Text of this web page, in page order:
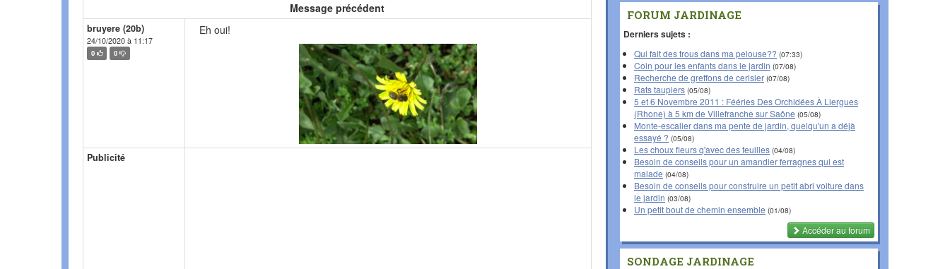
Message précédent
bruyere (20b)
24/10/2020 à 11:17
0 0
Eh oui!
Publicité
FORUM JARDINAGE
Derniers sujets :
Qui fait des trous dans ma pelouse?? (07:33)
Coin pour les enfants dans le jardin (07/08)
Recherche de greffons de cerisier (07/08)
Rats taupiers (05/08)
5 et 6 Novembre 2011 : Fééries Des Orchidées À Liergues
(Rhone) à 5 km de Villefranche sur Saône (05/08)
Monte-escalier dans ma pente de jardin, quelqu'un a déjà
essayé ? (05/08)
Les choux fleurs q'avec des feuilles (04/08)
Besoin de conseils pour un amandier ferragnes qui est
malade (04/08)
Besoin de conseils pour construire un petit abri voiture dans
le jardin (03/08)
Un petit bout de chemin ensemble (01/08)
Accéder au forum
SONDAGE JARDINAGE